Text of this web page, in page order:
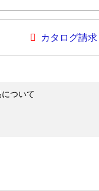
カタログ請求
ついて